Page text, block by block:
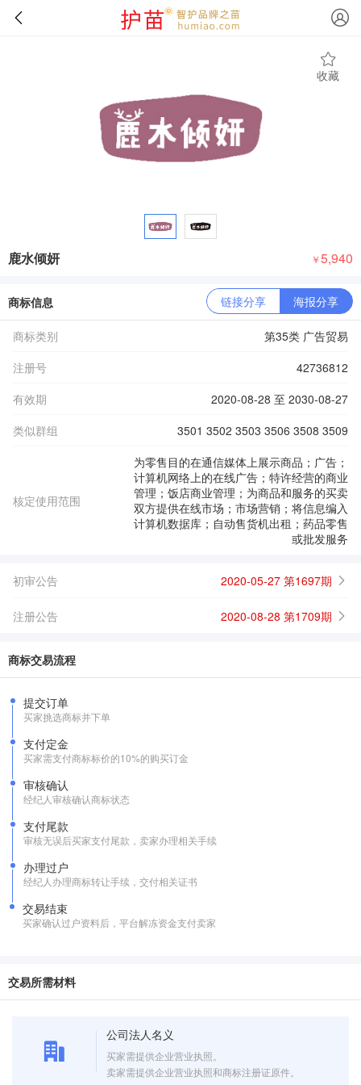
收藏
鹿水倾妍 ￥5,940
商标信息 链接分享 海报分享
商标类别
第35类 广告贸易
注册号
42736812
有效期
2020-08-28 至 2030-08-27
类似群组
3501 3502 3503 3506 3508 3509
核定使用范围
为零售目的在通信媒体上展示商品；广告；
计算机网络上的在线广告；特许经营的商业
管理；饭店商业管理；为商品和服务的买卖
双方提供在线市场；市场营销；将信息编入
计算机数据库；自动售货机出租；药品零售
或批发服务
初审公告 2020-05-27 第1697期
注册公告 2020-08-28 第1709期
商标交易流程
提交订单
买家挑选商标并下单
支付定金
买家需支付商标标价的10%的购买订金
审核确认
经纪人审核确认商标状态
支付尾款
审核无误后买家支付尾款，卖家办理相关手续
办理过户
经纪人办理商标转让手续，交付相关证书
交易结束
买家确认过户资料后，平台解冻资金支付卖家
交易所需材料
公司法人名义
买家需提供企业营业执照。
卖家需提供企业营业执照和商标注册证原件。